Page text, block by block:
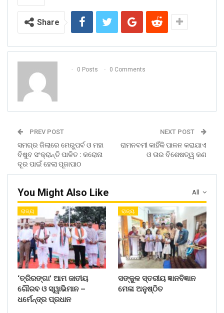
Share
0 Posts 0 Comments
PREV POST
ସମଗ୍ର ଜିଲାରେ ମେରୁପର୍ବ ଓ ମହା
ବିଷୁବ ସଂକ୍ରାନ୍ତି ପାଳିତ : କରୋନା
ଦୂର ପାଇଁ ହେଲା ପୂଜାପାଠ
NEXT POST
ରାମନବମୀ କାହିଁକି ପାଳନ କରାଯାଏ
ଓ ତାର ବିଶେଷତ୍ୱ କଣ
All
You Might Also Like
ରାଜ୍ୟ
‘ତ୍ରିରଙ୍ଗା’ ଆମ ଜାତୀୟ
ଗୌରବ ଓ ସ୍ୱାଭିମାନ –
ଧର୍ମେନ୍ଦ୍ର ପ୍ରଧାନ
ରାଜ୍ୟ
ସଙ୍କୁଳ ସ୍ତରୀୟ ଜ୍ଞାନବିଜ୍ଞାନ
ମେଳା ଅନୁଷ୍ଠିତ